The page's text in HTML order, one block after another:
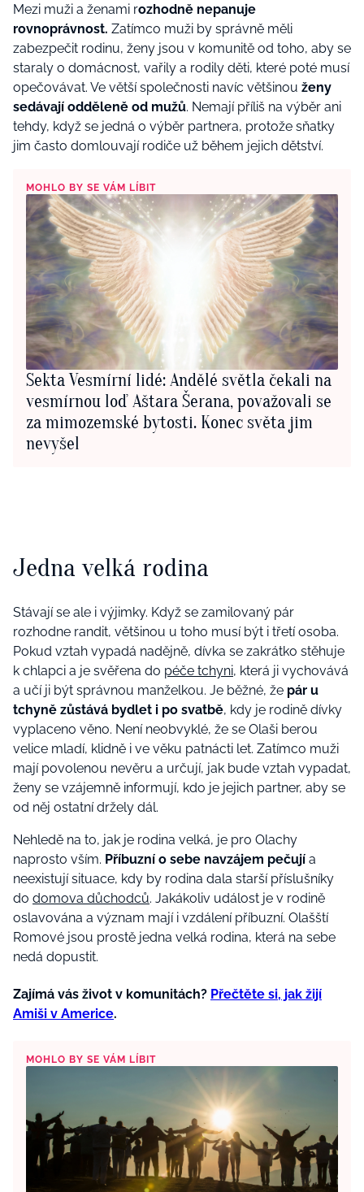
Mezi muži a ženami rozhodně nepanuje
rovnoprávnost. Zatímco muži by správně měli
zabezpečit rodinu, ženy jsou v komunitě od toho, aby se
staraly o domácnost, vařily a rodily děti, které poté musí
opečovávat. Ve větší společnosti navíc většinou ženy
sedávají odděleně od mužů. Nemají příliš na výběr ani
tehdy, když se jedná o výběr partnera, protože sňatky
jim často domlouvají rodiče už během jejich dětství.
MOHLO BY SE VÁM LÍBIT
Sekta Vesmírní lidé: Andělé světla čekali na
vesmírnou loď Aštara Šerana, považovali se
za mimozemské bytosti. Konec světa jim
nevyšel
Jedna velká rodina
Stávají se ale i výjimky. Když se zamilovaný pár
rozhodne randit, většinou u toho musí být i třetí osoba.
Pokud vztah vypadá nadějně, dívka se zakrátko stěhuje
k chlapci a je svěřena do péče tchyni, která ji vychovává
a učí ji být správnou manželkou. Je běžné, že pár u
tchyně zůstává bydlet i po svatbě, kdy je rodině dívky
vyplaceno věno. Není neobvyklé, že se Olaši berou
velice mladí, klidně i ve věku patnácti let. Zatímco muži
mají povolenou nevěru a určují, jak bude vztah vypadat,
ženy se vzájemně informují, kdo je jejich partner, aby se
od něj ostatní držely dál.
Nehledě na to, jak je rodina velká, je pro Olachy
naprosto vším. Příbuzní o sebe navzájem pečují a
neexistují situace, kdy by rodina dala starší příslušníky
do domova důchodců. Jakákoliv událost je v rodině
oslavována a význam mají i vzdálení příbuzní. Olašští
Romové jsou prostě jedna velká rodina, která na sebe
nedá dopustit.
Zajímá vás život v komunitách? Přečtěte si, jak žijí
Amiši v Americe.
MOHLO BY SE VÁM LÍBIT